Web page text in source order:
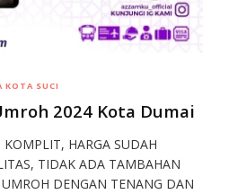
KOTA SUCI
2024 Kota Dumai
HARGA SUDAH
TIDAK ADA TAMBAHAN
DENGAN TENANG DAN